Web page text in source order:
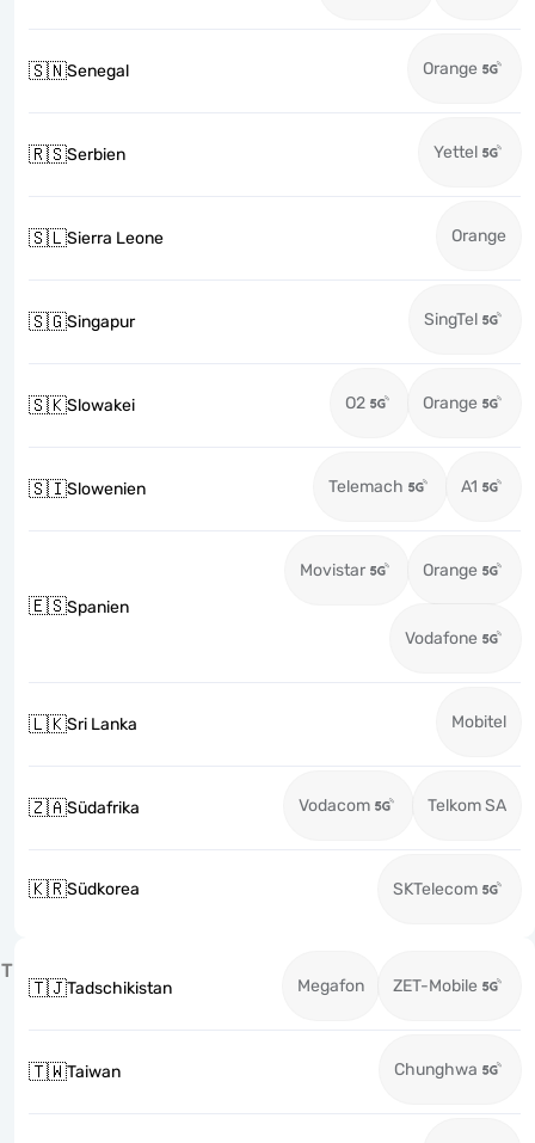
🇸🇳Senegal Orange
🇷🇸Serbien Yettel
🇸🇱Sierra Leone Orange
🇸🇬Singapur SingTel
🇸🇰Slowakei O2 Orange
🇸🇮Slowenien Telemach A1
🇪🇸Spanien
Movistar Orange
Vodafone
🇱🇰Sri Lanka Mobitel
🇿🇦Südafrika Vodacom Telkom SA
🇰🇷Südkorea SKTelecom
T
🇹🇯Tadschikistan Megafon ZET-Mobile
🇹🇼Taiwan Chunghwa